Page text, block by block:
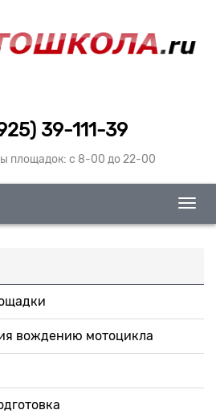
39-111-39
площадок: c 8-00 до 22-00
вождению мотоцикла